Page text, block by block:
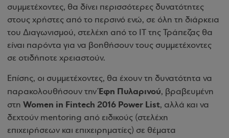
συμμετέχοντες, θα δίνει περισσότερες δυνατότητες
στους χρήστες από το περσινό ενώ, σε όλη τη διάρκεια
του Διαγωνισμού, στελέχη από το ΙΤ της Τράπεζας θα
είναι παρόντα για να βοηθήσουν τους συμμετέχοντες
σε οτιδήποτε χρειαστούν.
Επίσης, οι συμμετέχοντες, θα έχουν τη δυνατότητα να
παρακολουθήσουν τηνΈφη Πυλαρινού, βραβευμένη
στη Women in Fintech 2016 Power List, αλλά και να
δεχτούν mentoring από ειδικούς (στελέχη
επιχειρήσεων και επιχειρηματίες) σε θέματα